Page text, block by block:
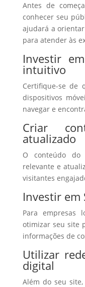
Antes de
conhecer seu
ajudará a
para atender às
Investir
intuitivo
Certifique-se de
dispositivos
navegar e
Criar
atualizado
O conteúdo
relevante e
visitantes
Investir em
Para empresas
otimizar seu site
informações de
Utilizar
digital
Além do seu